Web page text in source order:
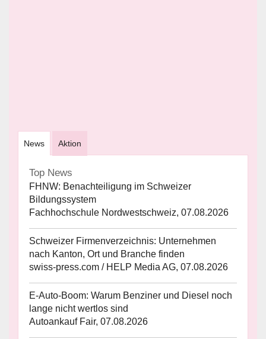
News Aktion
Top News
FHNW: Benachteiligung im Schweizer
Bildungssystem
Fachhochschule Nordwestschweiz, 07.08.2026
Schweizer Firmenverzeichnis: Unternehmen
nach Kanton, Ort und Branche finden
swiss-press.com / HELP Media AG, 07.08.2026
E-Auto-Boom: Warum Benziner und Diesel noch
lange nicht wertlos sind
Autoankauf Fair, 07.08.2026